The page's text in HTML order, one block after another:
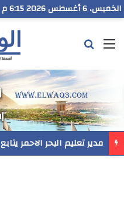
الخميس، 6 أغسطس 2026 6:15 م
القائمة